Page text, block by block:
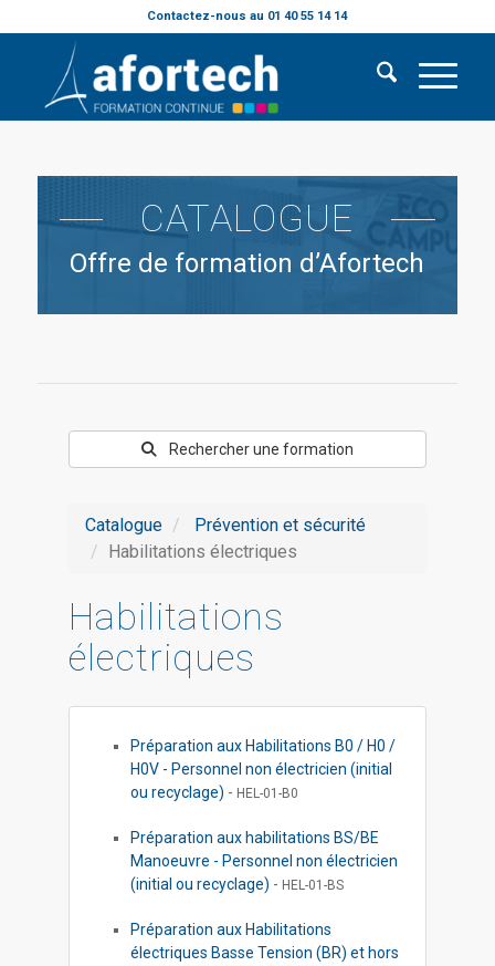
Contactez-nous au 01 40 55 14 14
CATALOGUE
Offre de formation d’Afortech
Rechercher une formation
Catalogue
Prévention et sécurité
Habilitations électriques
Habilitations
électriques
Préparation aux Habilitations B0 / H0 /
H0V - Personnel non électricien (initial
ou recyclage) - HEL-01-B0
Préparation aux habilitations BS/BE
Manoeuvre - Personnel non électricien
(initial ou recyclage) - HEL-01-BS
Préparation aux Habilitations
électriques Basse Tension (BR) et hors